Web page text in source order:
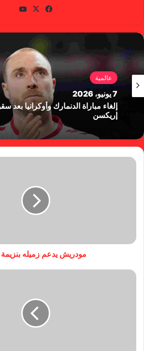
في
وك
X
عالمية
7 يونيو، 2026
إلغاء مباراة الدنمارك وأوكرانيا بعد
إريكسن
مودريش يدعم زميله بنزيمة